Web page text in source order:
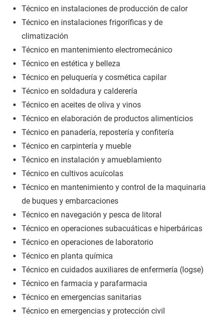
Técnico en instalaciones de producción de calor
Técnico en instalaciones frigoríficas y de
climatización
Técnico en mantenimiento electromecánico
Técnico en estética y belleza
Técnico en peluquería y cosmética capilar
Técnico en soldadura y calderería
Técnico en aceites de oliva y vinos
Técnico en elaboración de productos alimenticios
Técnico en panadería, repostería y confitería
Técnico en carpintería y mueble
Técnico en instalación y amueblamiento
Técnico en cultivos acuícolas
Técnico en mantenimiento y control de la maquinaria
de buques y embarcaciones
Técnico en navegación y pesca de litoral
Técnico en operaciones subacuáticas e hiperbáricas
Técnico en operaciones de laboratorio
Técnico en planta química
Técnico en cuidados auxiliares de enfermería (logse)
Técnico en farmacia y parafarmacia
Técnico en emergencias sanitarias
Técnico en emergencias y protección civil